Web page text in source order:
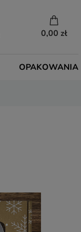
0,00 zł
OPAKOWANIA